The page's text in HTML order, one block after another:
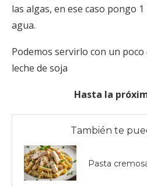
las algas, en ese caso pongo 1
agua.
Podemos servirlo con un
leche de soja
Hasta la
También te
Pasta